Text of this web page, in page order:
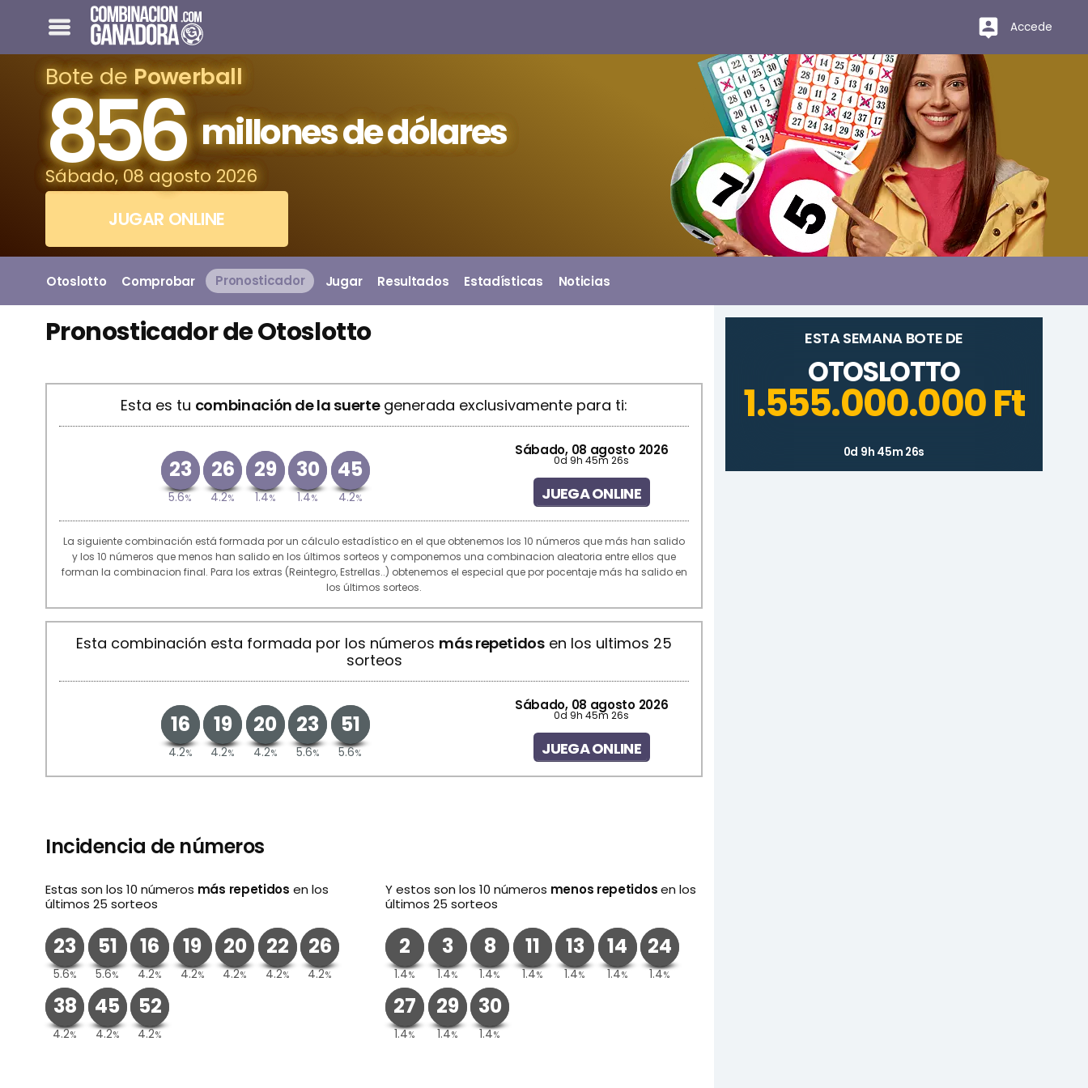
Accede
Bote de Powerball
856 millones de dólares
Sábado, 08 agosto 2026
JUGAR ONLINE
Otoslotto Comprobar Pronosticador Jugar Resultados Estadísticas Noticias
Pronosticador de Otoslotto
Esta es tu combinación de la suertegenerada exclusivamente para ti:
23
5.6%
26
4.2%
29
1.4%
30
1.4%
45
4.2%
Sábado, 08 agosto 2026
0d 9h 45m 26s
JUEGA ONLINE
La siguiente combinación está formada por un cálculo estadístico en el que obtenemos los 10 números que más han salido
y los 10 números que menos han salido en los últimos sorteos y componemos una combinacion aleatoria entre ellos que
forman la combinacion final. Para los extras (Reintegro, Estrellas..) obtenemos el especial que por pocentaje más ha salido en
los últimos sorteos.
Esta combinación esta formada por los números más repetidosen los ultimos 25
sorteos
16
4.2%
19
4.2%
20
4.2%
23
5.6%
51
5.6%
Sábado, 08 agosto 2026
0d 9h 45m 26s
JUEGA ONLINE
Incidencia de números
Estas son los 10 números más repetidos en los
últimos 25 sorteos
23
5.6%
51
5.6%
16
4.2%
19
4.2%
20
4.2%
22
4.2%
26
4.2%
38
4.2%
45
4.2%
52
4.2%
Y estos son los 10 números menos repetidosen los
últimos 25 sorteos
2
1.4%
3
1.4%
8
1.4%
11
1.4%
13
1.4%
14
1.4%
24
1.4%
27
1.4%
29
1.4%
30
1.4%
ESTA SEMANA BOTE DE
OTOSLOTTO
1.555.000.000 Ft
0d 9h 45m 26s